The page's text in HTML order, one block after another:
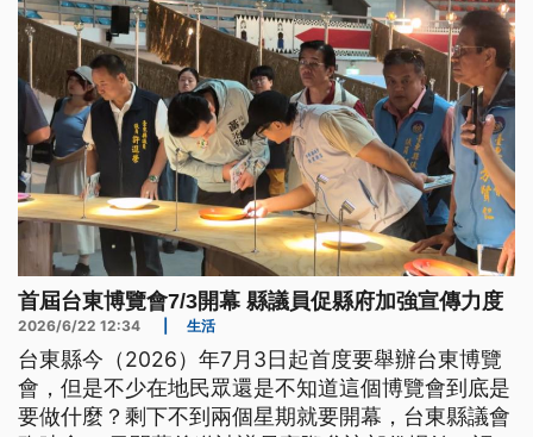
首屆台東博覽會7/3開幕 縣議員促縣府加強宣傳力度
2026/6/22 12:34 生活
台東縣今（2026）年7月3日起首度要舉辦台東博覽
會，但是不少在地民眾還是不知道這個博覽會到底是
要做什麼？剩下不到兩個星期就要開幕，台東縣議會